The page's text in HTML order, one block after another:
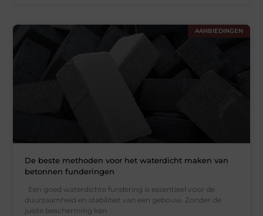
AANBIEDINGEN
De beste methoden voor het waterdicht maken van
betonnen funderingen
Een goed waterdichte fundering is essentieel voor de
duurzaamheid en stabiliteit van een gebouw. Zonder de
juiste bescherming kan